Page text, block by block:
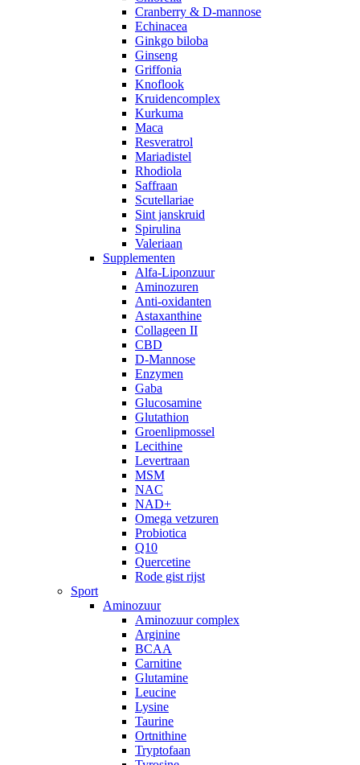
Cranberry & D-mannose
Echinacea
Ginkgo biloba
Ginseng
Griffonia
Knoflook
Kruidencomplex
Kurkuma
Maca
Resveratrol
Mariadistel
Rhodiola
Saffraan
Scutellariae
Sint janskruid
Spirulina
Valeriaan
Supplementen
Alfa-Liponzuur
Aminozuren
Anti-oxidanten
Astaxanthine
Collageen II
CBD
D-Mannose
Enzymen
Gaba
Glucosamine
Glutathion
Groenlipmossel
Lecithine
Levertraan
MSM
NAC
NAD+
Omega vetzuren
Probiotica
Q10
Quercetine
Rode gist rijst
Sport
Aminozuur
Aminozuur complex
Arginine
BCAA
Carnitine
Glutamine
Leucine
Lysine
Taurine
Ortnithine
Tryptofaan